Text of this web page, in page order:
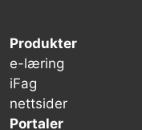
Produkter
e-læring
iFag
nettsider
Portaler